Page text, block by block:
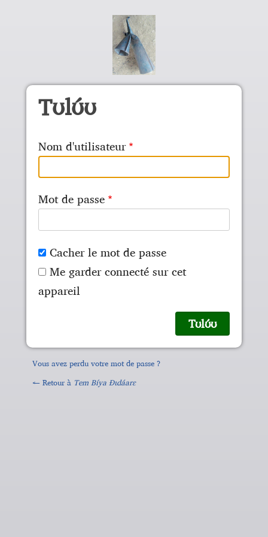
Tʊlʊ́ʊ
Nom d'utilisateur
Mot de passe
Cacher le mot de passe
Me garder connecté sur cet
appareil
Vous avez perdu votre mot de passe ?
← Retour à Tem Bíya Ɖɩdáarɛ